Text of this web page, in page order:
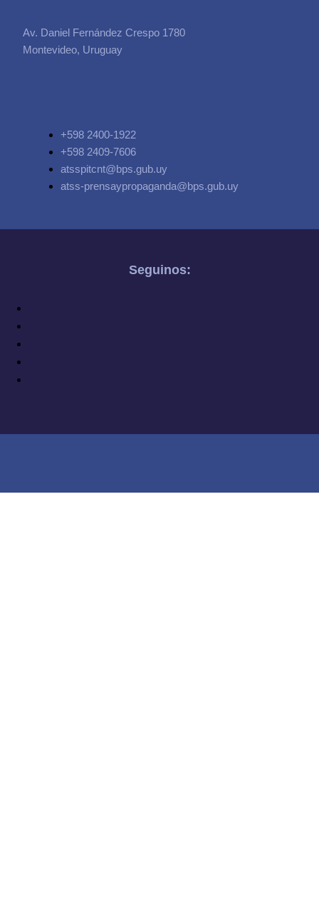
Av. Daniel Fernández Crespo 1780
Montevideo, Uruguay
+598 2400-1922
+598 2409-7606
atsspitcnt@bps.gub.uy
atss-prensaypropaganda@bps.gub.uy
Seguinos: